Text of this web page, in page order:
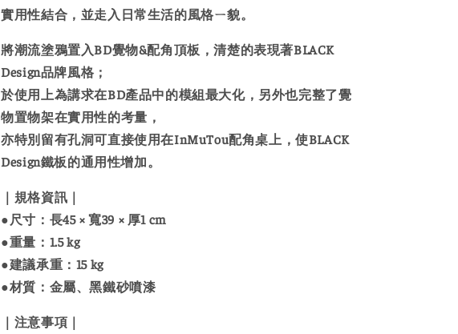
實用性結合，並走入日常生活的風格ㄧ貌。
將潮流塗鴉置入BD覺物&配角頂板，清楚的表現著BLACK
Design品牌風格；
於使用上為講求在BD產品中的模組最大化，另外也完整了覺
物置物架在實用性的考量，
亦特別留有孔洞可直接使用在InMuTou配角桌上，使BLACK
Design鐵板的通用性增加。
｜規格資訊｜
●尺寸：長45 × 寬39 × 厚1 cm
●重量：1.5 kg
●建議承重：15 kg
●材質：金屬、黑鐵砂噴漆
｜注意事項｜